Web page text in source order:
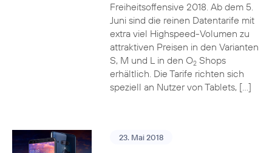
Freiheitsoffensive 2018. Ab dem 5.
Juni sind die reinen Datentarife mit
extra viel Highspeed-Volumen zu
attraktiven Preisen in den Varianten
S, M und L in den O2Shops
erhältlich. Die Tarife richten sich
speziell an Nutzer von Tablets, […]
23. Mai 2018